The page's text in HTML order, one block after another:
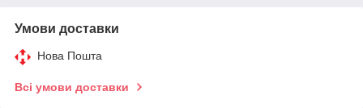
Умови доставки
Нова Пошта
Всі умови доставки